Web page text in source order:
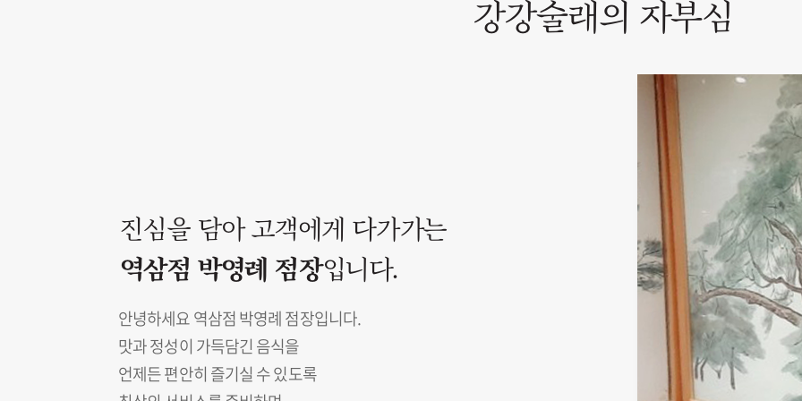
강강술래의 자부심
진심을 담아 고객에게 다가가는
역삼점 박영례 점장입니다.
안녕하세요 역삼점 박영례 점장입니다.
맛과 정성이 가득담긴 음식을
언제든 편안히 즐기실 수 있도록